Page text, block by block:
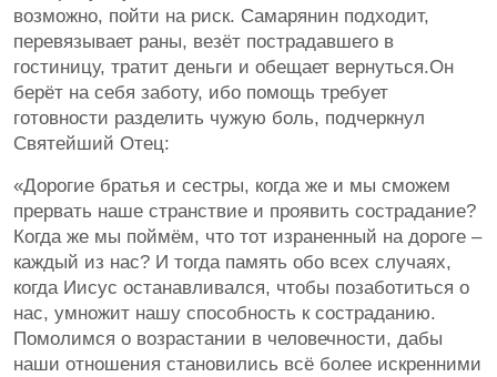
возможно, пойти на риск. Самарянин подходит,
перевязывает раны, везёт пострадавшего в
гостиницу, тратит деньги и обещает вернуться.Он
берёт на себя заботу, ибо помощь требует
готовности разделить чужую боль, подчеркнул
Святейший Отец:
«Дорогие братья и сестры, когда же и мы сможем
прервать наше странствие и проявить сострадание?
Когда же мы поймём, что тот израненный на дороге –
каждый из нас? И тогда память обо всех случаях,
когда Иисус останавливался, чтобы позаботиться о
нас, умножит нашу способность к состраданию.
Помолимся о возрастании в человечности, дабы
наши отношения становились всё более искренними